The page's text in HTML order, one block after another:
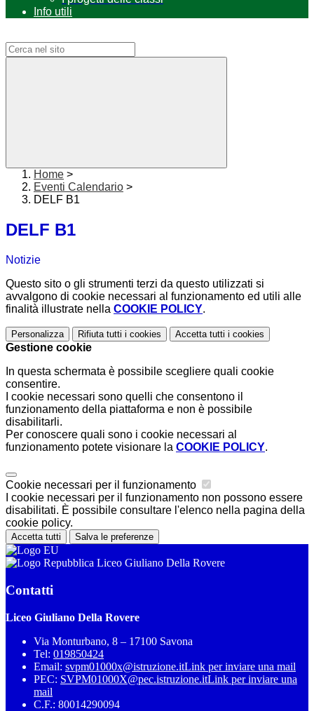
Info utili
Home >
Eventi Calendario >
DELF B1
DELF B1
Notizie
Questo sito o gli strumenti terzi da questo utilizzati si
avvalgono di cookie necessari al funzionamento ed utili alle
finalità illustrate nella COOKIE POLICY.
Personalizza Rifiuta tutti i cookies Accetta tutti i cookies
Gestione cookie
In questa schermata è possibile scegliere quali cookie
consentire.
I cookie necessari sono quelli che consentono il
funzionamento della piattaforma e non è possibile
disabilitarli.
Per conoscere quali sono i cookie necessari al
funzionamento potete visionare la COOKIE POLICY.
Cookie necessari per il funzionamento
I cookie necessari per il funzionamento non possono essere
disabilitati. È possibile consultare l'elenco nella pagina della
cookie policy.
Accetta tutti Salva le preferenze
Liceo Giuliano Della Rovere
Contatti
Liceo Giuliano Della Rovere
Via Monturbano, 8 – 17100 Savona
Tel: 019850424
Email: svpm01000x@istruzione.itLink per inviare una mail
PEC: SVPM01000X@pec.istruzione.itLink per inviare una
mail
C.F.: 80014290094